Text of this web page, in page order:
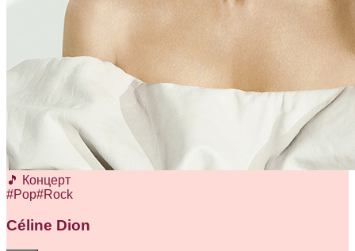
🎵 Концерт
#Pop#Rock
Céline Dion